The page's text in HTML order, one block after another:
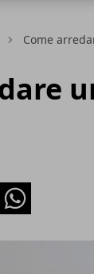
Come
Whatsapp